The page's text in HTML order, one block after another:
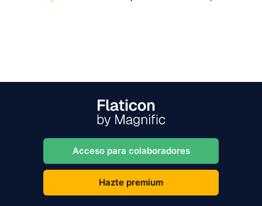
Acceso para colaboradores
Hazte premium